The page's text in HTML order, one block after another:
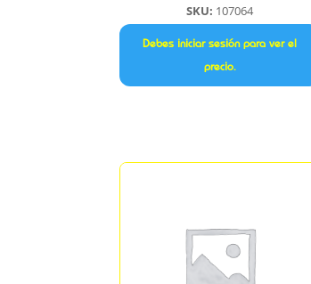
SKU: 107064
Debes iniciar sesión para ver el
precio.